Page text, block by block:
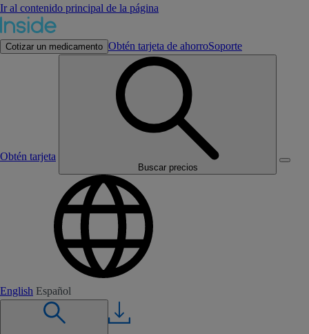
Ir al contenido principal de la página
Cotizar un medicamento Obtén tarjeta de ahorroSoporte
Obtén tarjeta
Buscar precios
English Español